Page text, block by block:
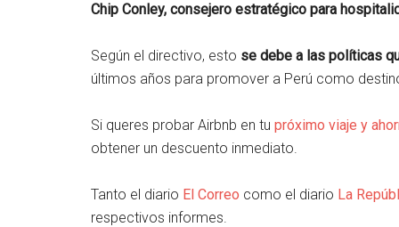
Chip Conley, consejero estratégico para
Según el directivo, esto se debe a las políticas
últimos años para promover a Perú como
Si queres probar Airbnb en tu próximo viaje y
obtener un descuento inmediato.
Tanto el diario El Correo como el diario La
respectivos informes.